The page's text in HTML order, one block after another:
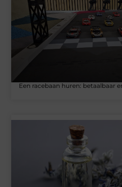
Een racebaan huren: betaalbaar